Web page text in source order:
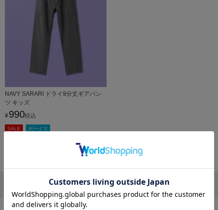
NAVY SARARI ドライ9分丈ギアパン
ツ キッズ
¥ 990税込
SALE ボーイズ
1件中 1 - 1件表示